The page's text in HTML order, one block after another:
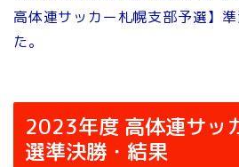
高体連サッカー札幌支部予選】
た。
2023年度 高体連サッ
選準決勝・結果